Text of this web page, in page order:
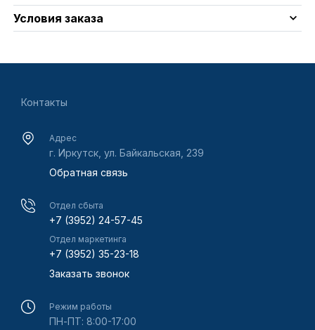
Условия заказа
Контакты
Адрес
г. Иркутск, ул. Байкальская, 239
Обратная связь
Отдел сбыта
+7 (3952) 24-57-45
Отдел маркетинга
+7 (3952) 35-23-18
Заказать звонок
Режим работы
ПН-ПТ: 8:00-17:00